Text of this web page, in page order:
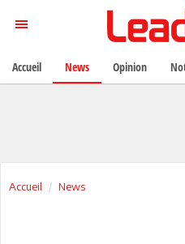
Accueil News
Accueil News Opinion